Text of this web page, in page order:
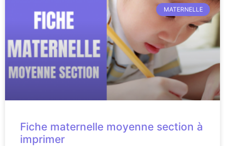
MATERNELLE
Fiche maternelle moyenne section à
imprimer